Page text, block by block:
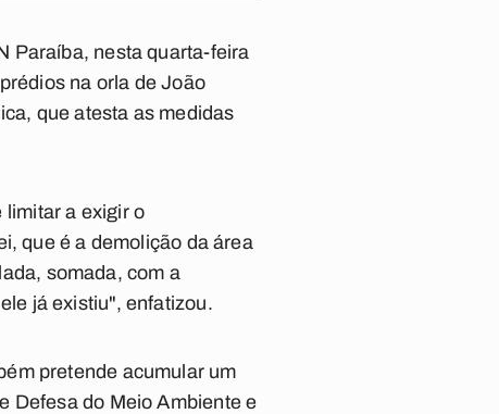
Paraíba, nesta quarta-feira
na orla de João
que atesta as medidas
limitar a exigir o
que é a demolição da área
somada, com a
já existiu", enfatizou.
pretende acumular um
Defesa do Meio Ambiente e